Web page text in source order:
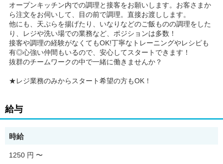
オープンキッチン内での調理と接客をお願いします。お客さまか
ら注文をお伺いして、目の前で調理。直接お渡しします。
他にも、天ぷらを揚げたり、いなりなどのご飯ものの調理をした
り、レジや洗い場での業務など、ポジションは多数！
接客や調理の経験がなくてもOK!丁寧なトレーニングやレシピも
有◎心強い仲間もいるので、安心してスタートできます！
抜群のチームワークの中で一緒に働きませんか？
★レジ業務のみからスタート希望の方もOK！
給与
時給
1250 円 〜